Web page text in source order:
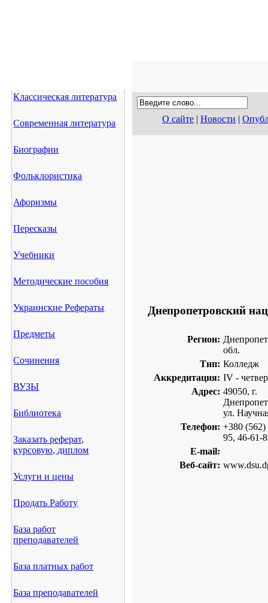
Классическая литература
Современная литература
Биографии
Фольклористика
Афоризмы
Пересказы
Учебники
Методические пособия
Украинские Рефераты
Предметы
Сочинения
ВУЗЫ
Библиотека
Заказать реферат,
курсовую, диплом
Услуги и цены
Продать Работу
База работ
преподавателей
База платных работ
База преподавателей
О сайте | Новости |
Днепропетровский
Регион:
обл.
Тип: Колледж
Аккредитация: IV -
Адрес: 49050, г.
ул.
Телефон: +380 (562)
95, 46-61-
E-mail:
Веб-сайт: